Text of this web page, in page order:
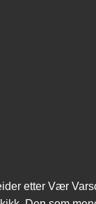
etter Vær